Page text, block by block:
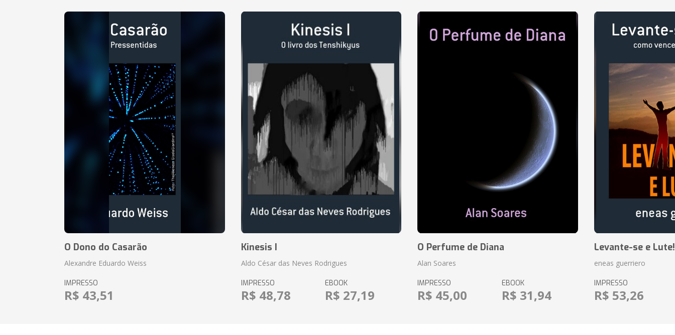
O Dono do Casarão
Alexandre Eduardo Weiss
IMPRESSO
R$ 43,51
Kinesis I
Aldo César das Neves Rodrigues
IMPRESSO
R$ 48,78
EBOOK
R$ 27,19
O Perfume de Diana
Alan Soares
IMPRESSO
R$ 45,00
EBOOK
R$ 31,94
Levante-se e Lute!
eneas guerriero
IMPRESSO
R$ 53,26